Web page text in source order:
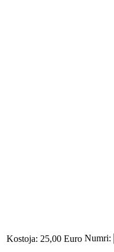
Kostoja: 25,00 Euro Numri: